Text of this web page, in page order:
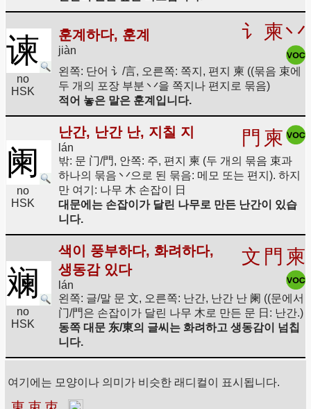
谏
no
HSK
훈계하다, 훈계
jiàn
讠 柬丷
왼쪽: 단어 讠/言, 오른쪽: 쪽지, 편지 柬 ((묶음 束에
두 개의 포장 부분 丷을 쪽지나 편지로 묶음)
적어 놓은 말은 훈계입니다.
阑
no
HSK
난간, 난간 난, 지칠 지
lán 門 柬
밖: 문 门/門, 안쪽: 주, 편지 柬 (두 개의 묶음 束과
하나의 묶음 丷으로 된 묶음: 메모 또는 편지). 하지
만 여기: 나무 木 손잡이 日
대문에는 손잡이가 달린 나무로 만든 난간이 있습
니다.
斓
no
HSK
색이 풍부하다, 화려하다,
생동감 있다
lán
文 門 柬
왼쪽: 글/말 문 文, 오른쪽: 난간, 난간 난 阑 ((문에서
门/門은 손잡이가 달린 나무 木로 만든 문 日: 난간.)
동쪽 대문 东/東의 글씨는 화려하고 생동감이 넘칩
니다.
여기에는 모양이나 의미가 비슷한 래디컬이 표시됩니다.